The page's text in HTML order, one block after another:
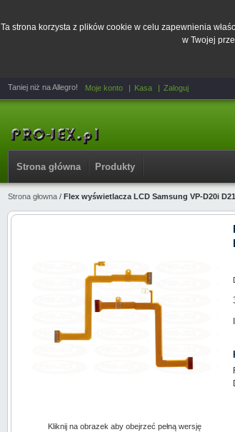
Ta strona korzysta z plików cookie w celu zapewnienia
w Twojej
Taniej niż na Allegro! Moje konto Kasa Zaloguj
Strona główna Produkty
Strona głowna / Flex wyświetlacza LCD Samsung VP-D20i
Kliknij na obrazek aby obejrzeć pełną wersję